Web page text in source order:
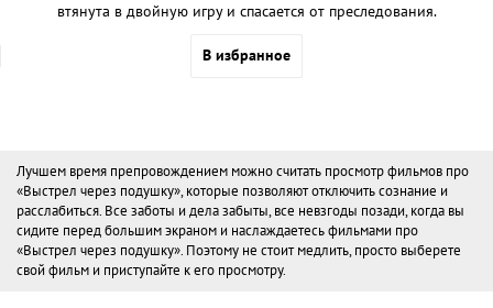
втянута в двойную игру и спасается от преследования.
В избранное
Лучшем время препровождением можно считать просмотр фильмов про
«Выстрел через подушку», которые позволяют отключить сознание и
расслабиться. Все заботы и дела забыты, все невзгоды позади, когда вы
сидите перед большим экраном и наслаждаетесь фильмами про
«Выстрел через подушку». Поэтому не стоит медлить, просто выберете
свой фильм и приступайте к его просмотру.